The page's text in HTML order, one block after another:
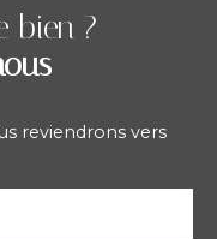
bien ?
reviendrons vers